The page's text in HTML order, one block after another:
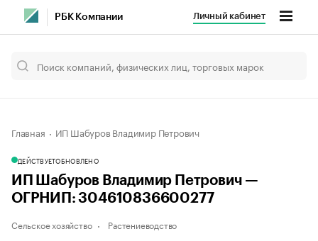
РБК Компании Личный кабинет
Главная ИП Шабуров Владимир Петрович
ДЕЙСТВУЕТОБНОВЛЕНО
ИП Шабуров Владимир Петрович —
ОГРНИП: 304610836600277
Сельское хозяйство Растениеводство